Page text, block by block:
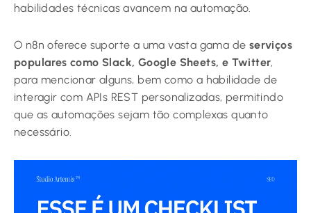
habilidades técnicas avancem na automação.
O n8n oferece suporte a uma vasta gama de serviços
populares como Slack, Google Sheets, e Twitter,
para mencionar alguns, bem como a habilidade de
interagir com APIs REST personalizadas, permitindo
que as automações sejam tão complexas quanto
necessário.